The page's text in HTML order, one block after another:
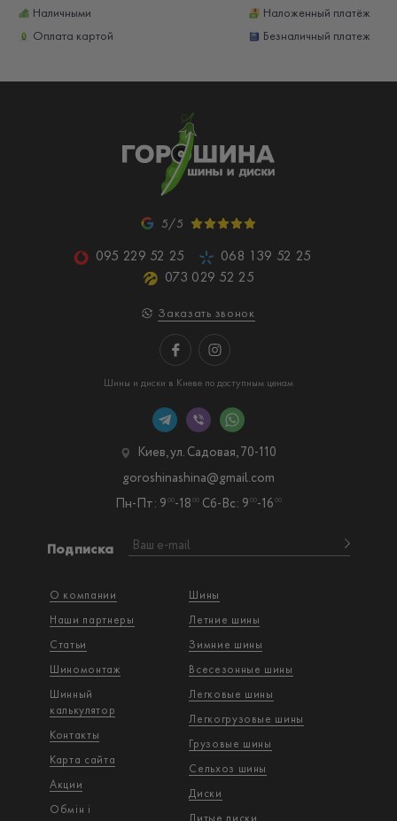
Наличными
Наложенный платёж
Оплата картой
Безналичный платеж
5/5
095 229 52 25
068 139 52 25
073 029 52 25
Заказать звонок
Шины и диски в Киеве по доступным ценам
О компании
Наши партнеры
Статьи
Шиномонтаж
Шинный
калькулятор
Контакты
Карта сайта
Акции
Обмін і
Шины
Летние шины
Зимние шины
Всесезонные шины
Легковые шины
Легкогрузовые шины
Грузовые шины
Сельхоз шины
Диски
Подписка
Киев, ул. Садовая, 70-110
Пн-Пт: 9 00-18 00 Сб-Вс: 9 00-16 00
goroshinashina@gmail.com